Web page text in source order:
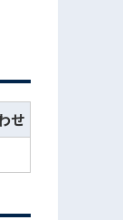
せ